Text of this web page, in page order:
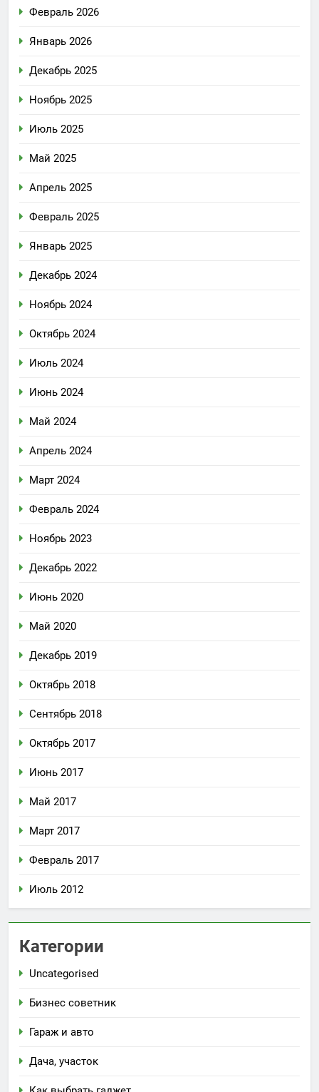
Февраль 2026
Январь 2026
Декабрь 2025
Ноябрь 2025
Июль 2025
Май 2025
Апрель 2025
Февраль 2025
Январь 2025
Декабрь 2024
Ноябрь 2024
Октябрь 2024
Июль 2024
Июнь 2024
Май 2024
Апрель 2024
Март 2024
Февраль 2024
Ноябрь 2023
Декабрь 2022
Июнь 2020
Май 2020
Декабрь 2019
Октябрь 2018
Сентябрь 2018
Октябрь 2017
Июнь 2017
Май 2017
Март 2017
Февраль 2017
Июль 2012
Категории
Uncategorised
Бизнес советник
Гараж и авто
Дача, участок